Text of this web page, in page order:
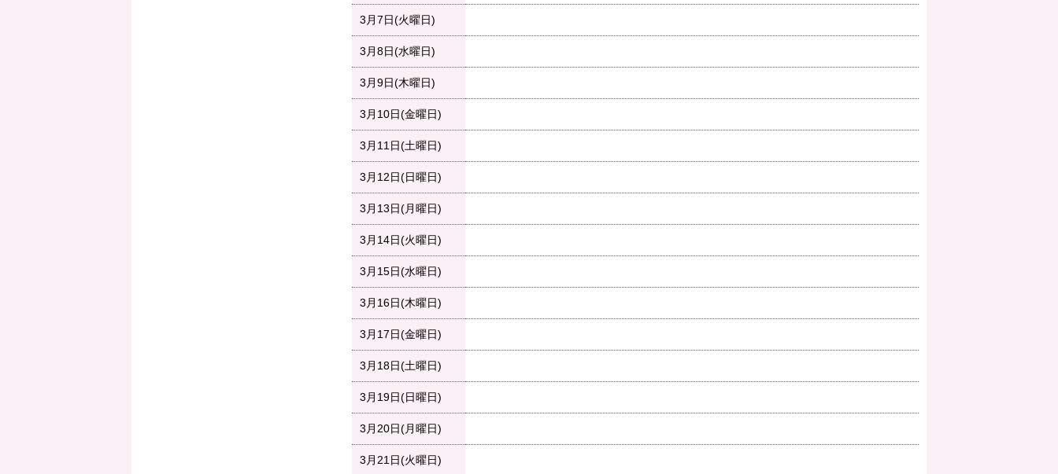
3月7日(火曜日)
3月8日(水曜日)
3月9日(木曜日)
3月10日(金曜日)
3月11日(土曜日)
3月12日(日曜日)
3月13日(月曜日)
3月14日(火曜日)
3月15日(水曜日)
3月16日(木曜日)
3月17日(金曜日)
3月18日(土曜日)
3月19日(日曜日)
3月20日(月曜日)
3月21日(火曜日)